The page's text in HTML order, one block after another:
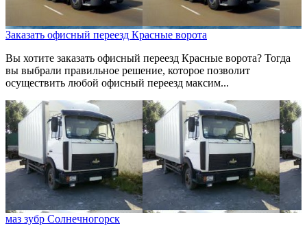
Заказать офисный переезд Красные ворота
Вы хотите заказать офисный переезд Красные ворота? Тогда
вы выбрали правильное решение, которое позволит
осуществить любой офисный переезд максим...
маз зубр Солнечногорск